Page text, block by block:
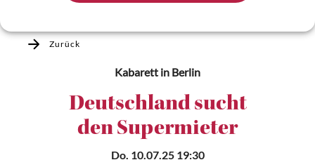
Zurück
Kabarett in Berlin
Deutschland sucht
den Supermieter
Do. 10.07.25 19:30